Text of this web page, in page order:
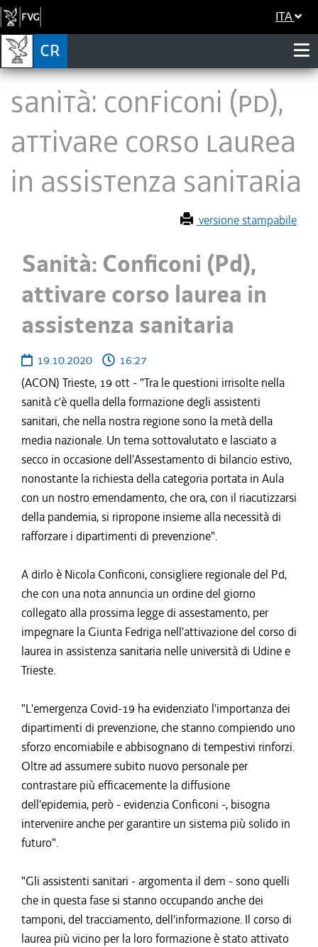
ITA
Sanità: Conficoni (Pd),
attivare corso laurea
in assistenza sanitaria
versione stampabile
Sanità: Conficoni (Pd),
attivare corso laurea in
assistenza sanitaria
19.10.2020
16:27
(ACON) Trieste, 19 ott - "Tra le questioni irrisolte nella
sanità c'è quella della formazione degli assistenti
sanitari, che nella nostra regione sono la metà della
media nazionale. Un tema sottovalutato e lasciato a
secco in occasione dell'Assestamento di bilancio estivo,
nonostante la richiesta della categoria portata in Aula
con un nostro emendamento, che ora, con il riacutizzarsi
della pandemia, si ripropone insieme alla necessità di
rafforzare i dipartimenti di prevenzione".
A dirlo è Nicola Conficoni, consigliere regionale del Pd,
che con una nota annuncia un ordine del giorno
collegato alla prossima legge di assestamento, per
impegnare la Giunta Fedriga nell'attivazione del corso di
laurea in assistenza sanitaria nelle università di Udine e
Trieste.
"L'emergenza Covid-19 ha evidenziato l'importanza dei
dipartimenti di prevenzione, che stanno compiendo uno
sforzo encomiabile e abbisognano di tempestivi rinforzi.
Oltre ad assumere subito nuovo personale per
contrastare più efficacemente la diffusione
dell'epidemia, però - evidenzia Conficoni -, bisogna
intervenire anche per garantire un sistema più solido in
futuro".
"Gli assistenti sanitari - argomenta il dem - sono quelli
che in questa fase si stanno occupando anche dei
tamponi, del tracciamento, dell'informazione. Il corso di
laurea più vicino per la loro formazione è stato attivato